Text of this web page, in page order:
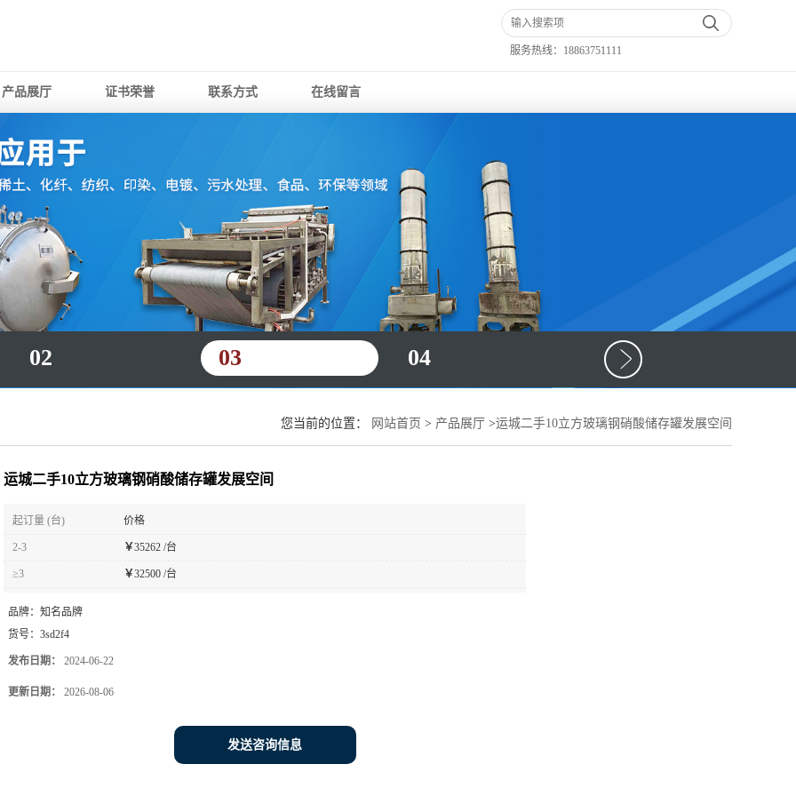
服务热线： 18863751111
产品展厅 证书荣誉 联系方式 在线留言
02 03 04
您当前的位置： 网站首页 > 产品展厅 >运城二手10立方玻璃钢硝酸储存罐发展空间
运城二手10立方玻璃钢硝酸储存罐发展空间
起订量 (台) 价格
2-3 ￥35262 /台
≥3 ￥32500 /台
品牌： 知名品牌
货号： 3sd2f4
发布日期： 2024-06-22
更新日期： 2026-08-06
发送咨询信息